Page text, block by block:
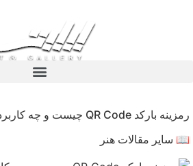
رمزینه بارکد QR Code چیست و چه کاربردی دارد؟!
📖 سایر مقالات هنر